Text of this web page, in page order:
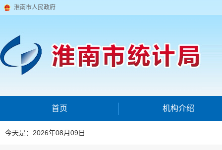
淮南市人民政府
首页 机构介绍
今天是：2026年08月09日